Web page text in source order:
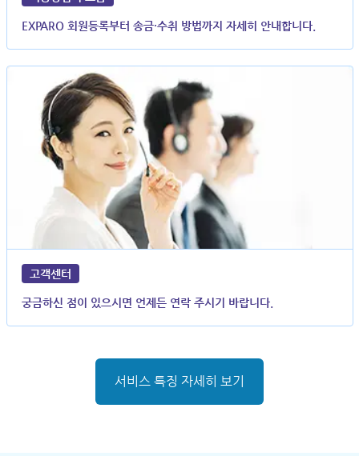
EXPARO 회원등록부터 송금·수취 방법까지 자세히 안내합니다.
고객센터
궁금하신 점이 있으시면 언제든 연락 주시기 바랍니다.
서비스 특징 자세히 보기